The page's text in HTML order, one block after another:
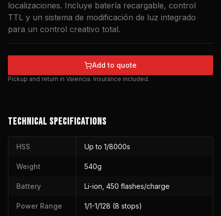
localizaciones. Incluye batería recargable, control
TTL y un sistema de modificación de luz integrado
para un control creativo total.
Add to quote
Pickup and return in Valencia. Insurance included.
TECHNICAL SPECIFICATIONS
HSS Up to 1/8000s
Weight 540g
Battery Li-ion, 450 flashes/charge
Power Range 1/1-1/128 (8 stops)